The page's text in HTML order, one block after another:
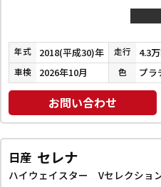
年式 2018(平成30)年 走行 4.3
車検 2026年10月 色
お問い合わせ
日産 セレナ